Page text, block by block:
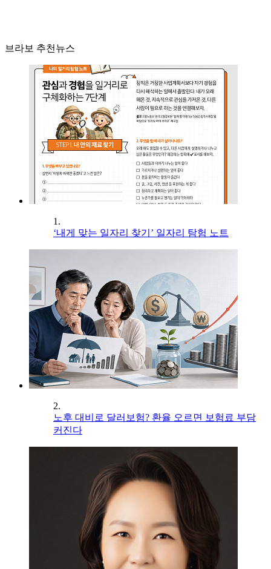
브라보 추천뉴스
1.
‘내게 맞는 일자리 찾기’ 일자리 탐험 노트
2.
노후 대비로 달러보험? 환율 오르면 보험료 부담
커진다